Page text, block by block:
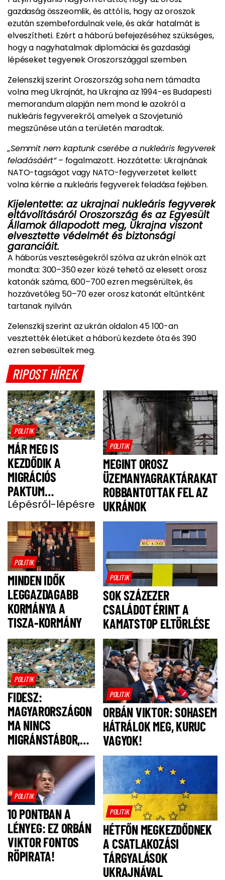
gazdaság összeomlik, és attól is, hogy az oroszok
ezután szembefordulnak vele, és akár hatalmát is
elveszítheti. Ezért a háború befejezéséhez szükséges,
hogy a nagyhatalmak diplomáciai és gazdasági
lépéseket tegyenek Oroszországgal szemben.
Zelenszkij szerint Oroszország soha nem támadta
volna meg Ukrajnát, ha Ukrajna az 1994-es Budapesti
memorandum alapján nem mond le azokról a
nukleáris fegyverekről, amelyek a Szovjetunió
megszűnése után a területén maradtak.
„Semmit nem kaptunk cserébe a nukleáris fegyverek
feladásáért”– fogalmazott. Hozzátette: Ukrajnának
NATO-tagságot vagy NATO-fegyverzetet kellett
volna kérnie a nukleáris fegyverek feladása fejében.
Kijelentette: az ukrajnai nukleáris fegyverek
eltávolításáról Oroszország és az Egyesült
Államok állapodott meg, Ukrajna viszont
elvesztette védelmét és biztonsági
garanciáit.
A háborús veszteségekről szólva az ukrán elnök azt
mondta: 300–350 ezer közé tehető az elesett orosz
katonák száma, 600–700 ezren megsérültek, és
hozzávetőleg 50–70 ezer orosz katonát eltűntként
tartanak nyilván.
Zelenszkij szerint az ukrán oldalon 45 100-an
vesztették életüket a háború kezdete óta és 390
ezren sebesültek meg.
RIPOST HÍREK
POLITIK
MÁR MEG IS
KEZDŐDIK A
MIGRÁCIÓS
PAKTUM
BEVEZETÉSE
Lépésről-lépésre
POLITIK
MEGINT OROSZ
ÜZEMANYAGRAKTÁRAKAT
ROBBANTOTTAK FEL AZ
UKRÁNOK
POLITIK
MINDEN IDŐK
LEGGAZDAGABB
KORMÁNYA A
TISZA-KORMÁNY
POLITIK
SOK SZÁZEZER
CSALÁDOT ÉRINT A
KAMATSTOP ELTÖRLÉSE
POLITIK
FIDESZ:
MAGYARORSZÁGON
MA NINCS
MIGRÁNSTÁBOR,
FELSZÓLÍTJUK
MAGYAR PÉTERT,
HOGY NE IS
LEGYEN!
POLITIK
ORBÁN VIKTOR: SOHASEM
HÁTRÁLOK MEG, KURUC
VAGYOK!
POLITIK
10 PONTBAN A
LÉNYEG: EZ ORBÁN
VIKTOR FONTOS
RÖPIRATA!
POLITIK
HÉTFŐN MEGKEZDŐDNEK
A CSATLAKOZÁSI
TÁRGYALÁSOK
UKRAJNÁVAL